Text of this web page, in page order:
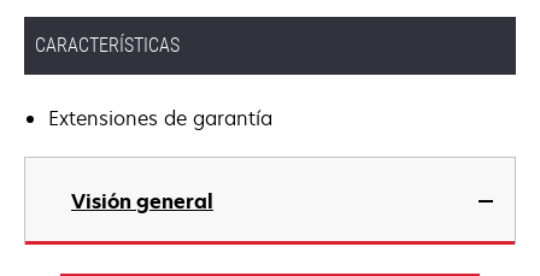
CARACTERÍSTICAS
Extensiones de garantía
Visión general